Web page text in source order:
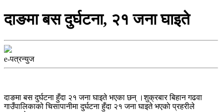
दाङमा बस दुर्घटना, २१ जना घाइते
e-पत्रन्युज
दाङमा बस दुर्घटना हुँदा २१ जना घाइते भएका छन् ।शुक्रबार बिहान गढवा
गाउँपालिकाको चिसापानीमा दुर्घटना हुँदा २१ जना घाइते भएकाे प्रहरीले